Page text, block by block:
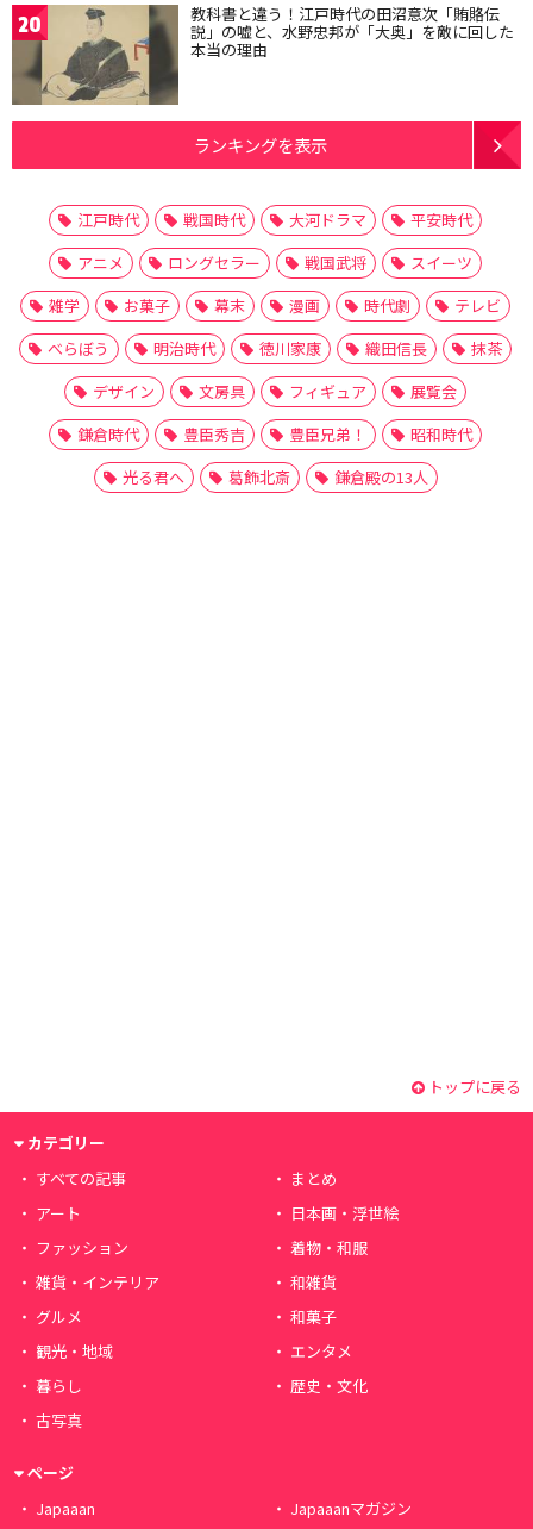
20 教科書と違う！江戸時代の田沼意次「賄賂伝
説」の嘘と、水野忠邦が「大奥」を敵に回した
本当の理由
ランキングを表示
江戸時代 戦国時代 大河ドラマ
平安時代
アニメ
ロングセラー 戦国武将
スイーツ
雑学
お菓子 幕末 漫画 時代劇
テレビ
べらぼう
明治時代 徳川家康 織田信長
抹茶
デザイン
文房具 フィギュア
展覧会
鎌倉時代
豊臣秀吉 豊臣兄弟！
昭和時代
光る君へ
葛飾北斎 鎌倉殿の13人
トップに戻る
カテゴリー
すべての記事
まとめ
アート
日本画・浮世絵
ファッション
着物・和服
雑貨・インテリア
和雑貨
グルメ
和菓子
観光・地域
エンタメ
暮らし
歴史・文化
古写真
ページ
Japaaan
Japaaanマガジン